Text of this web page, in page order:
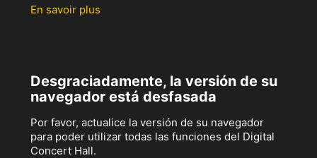
En savoir plus
Desgraciadamente, la versión de su
navegador está desfasada
Por favor, actualice la versión de su navegador
para poder utilizar todas las funciones del Digital
Concert Hall.